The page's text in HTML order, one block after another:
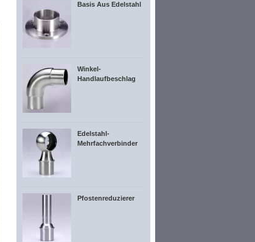
Basis Aus Edelstahl
Winkel-
Handlaufbeschlag
Edelstahl-
Mehrfachverbinder
Pfostenreduzierer